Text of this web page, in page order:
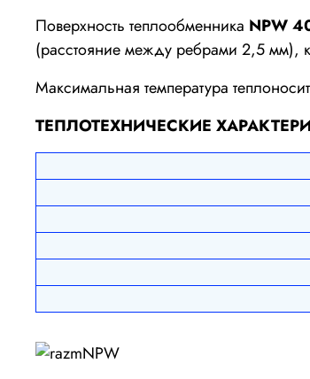
Поверхность теплообменника NPW
(расстояние между ребрами 2,5 мм),
Максимальная температура
ТЕПЛОТЕХНИЧЕСКИЕ